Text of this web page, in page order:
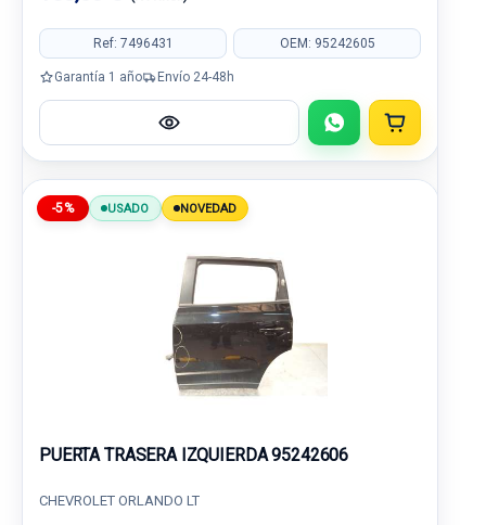
Ref: 7496431 OEM: 95242605
Garantía 1 año Envío 24-48h
-5% USADO NOVEDAD
PUERTA TRASERA IZQUIERDA 95242606
CHEVROLET ORLANDO LT